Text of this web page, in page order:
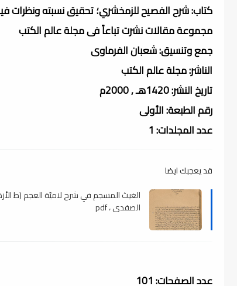
كتاب: شرح الفصيح للزمخشري؛ تحقيق نسبته ونظرات
مجموعة مقالات نشرت تباعاً فى مجلة عالم الكتب
جمع وتنسيق: شعبان الفرماوى
الناشر: مجلة عالم الكتب
تاريخ النشر: 1420هـ , 2000م
رقم الطبعة: الأولى
عدد المجلدات: 1
قد يعجبك ايضا
الغيث المسجم في شرح لاميّة العجم (ط
الصفدي ، pdf
عدد الصفحات: 101